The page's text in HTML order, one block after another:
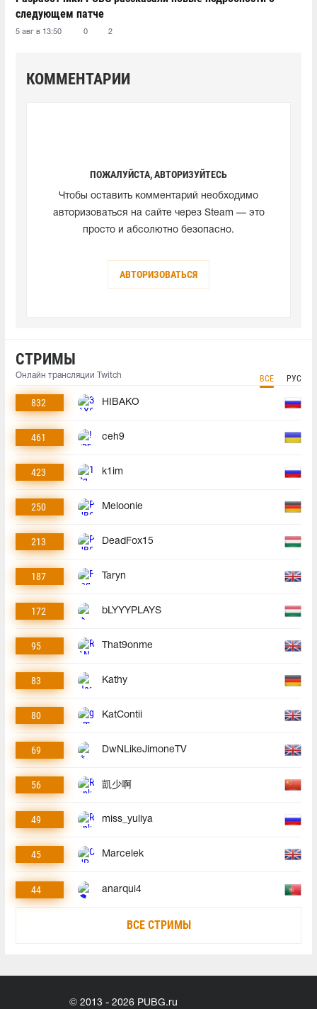
следующем патче
5 авг в 13:50 0 2
КОММЕНТАРИИ
ПОЖАЛУЙСТА, АВТОРИЗУЙТЕСЬ
Чтобы оставить комментарий необходимо
авторизоваться на сайте через Steam — это
просто и абсолютно безопасно.
АВТОРИЗОВАТЬСЯ
СТРИМЫ
Онлайн трансляции Twitch ВСЕ РУС
832 HIBAKO
461 ceh9
423 k1im
250 Meloonie
213 DeadFox15
187 Taryn
172 bLYYYPLAYS
95 That9onme
83 Kathy
80 KatContii
69 DwNLikeJimoneTV
56 凱少啊
49 miss_yuliya
45 Marcelek
44 anarqui4
ВСЕ СТРИМЫ
© 2013 - 2026 PUBG.ru